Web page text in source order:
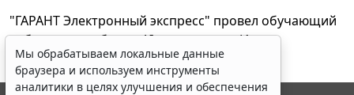
"ГАРАНТ Электронный экспресс" провел обучающий
вебинар по работе с AI-ассистентом Искра
23 апреля 2026
Мы обрабатываем локальные данные
браузера и используем инструменты
аналитики в целях улучшения и обеспечения